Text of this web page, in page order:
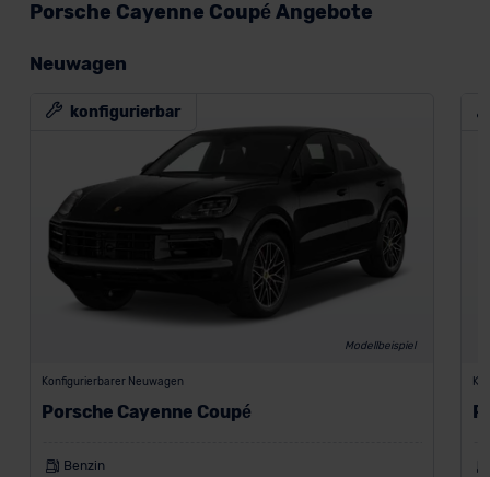
Porsche Cayenne Coupé Angebote
Neuwagen
Modellbeispiel
konfigurierbar
Konfigurierbarer Neuwagen
Porsche Cayenne Coupé
Benzin